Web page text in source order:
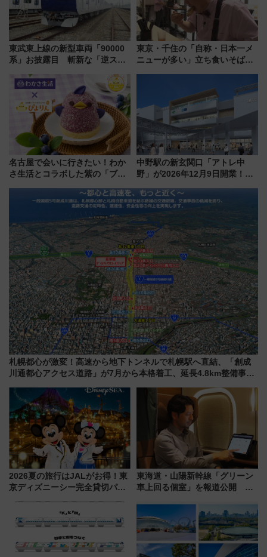
東武東上線の新型車両「90000
系」お披露目 斬新な「逆スラ
放的な車内空間に注目、デビュ
ーは9月
東京・千住の「自称・日本一メ
ニューが多い」立ち食いそば屋
7/27夜10時～放送
名古屋で会いに行きたい！わか
さ生活とコラボした紫の「ブル
中野駅の新玄関口「アトレ中
野」が2026年12月9日開業！新
注目スポット
札幌都心が激変！高速から地下トンネルで札幌駅へ直結、「創成
川通都心アクセス道路」が7月から本格着工、延長4.8km整備事業
2026夏の旅行はJALがお得！東
京ディズニーシー完全貸切パー
ーン始まる 条件は「夏の国内
線に2回搭乗」
東海道・山陽新幹線「グリーン
車上回る個室」を報道公開 プ